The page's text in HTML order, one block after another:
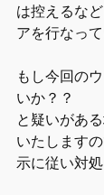
は控えるな
アを行なっ
もし今回の
いか？？
と疑いがあ
いたします
示に従い対処